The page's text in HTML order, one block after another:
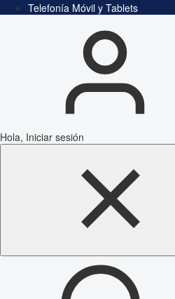
Telefonía Móvil y Tablets
Hola, Iniciar sesión